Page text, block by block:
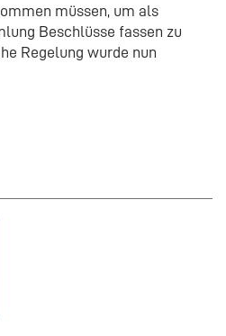
müssen, um als
Beschlüsse fassen zu
Regelung wurde nun